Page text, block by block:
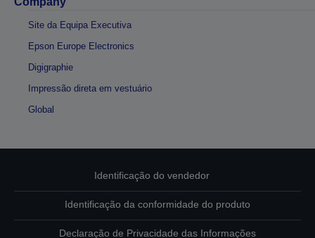
Site da Equipa Executiva
Epson Europe Electronics
Digigraphie
Impressão direta em vestuário
Global
Identificação do vendedor
Identificação da conformidade do produto
Declaração de Privacidade das Informações